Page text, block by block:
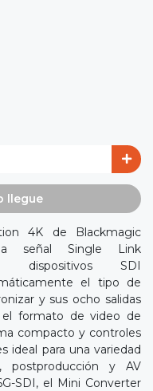
llegue
4K de Blackmagic
señal Single Link
dispositivos SDI
el tipo de
y sus ocho salidas
formato de video de
compacto y controles
ideal para una variedad
postproducción y AV
SDI, el Mini Converter